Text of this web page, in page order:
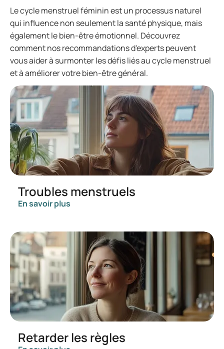
Le cycle menstruel féminin est un processus naturel
qui influence non seulement la santé physique, mais
également le bien-être émotionnel. Découvrez
comment nos recommandations d'experts peuvent
vous aider à surmonter les défis liés au cycle menstruel
et à améliorer votre bien-être général.
Troubles menstruels
En savoir plus
Retarder les règles